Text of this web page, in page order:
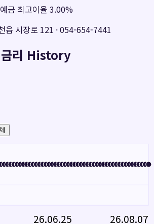
예금 최고이율 3.00%
읍 시장로 121 ·054-654-7441
금리 History
26.06.25 26.08.07